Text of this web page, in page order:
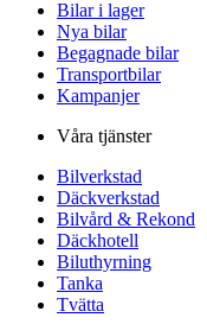
Bilar i lager
Nya bilar
Begagnade bilar
Transportbilar
Kampanjer
Våra tjänster
Bilverkstad
Däckverkstad
Bilvård & Rekond
Däckhotell
Biluthyrning
Tanka
Tvätta